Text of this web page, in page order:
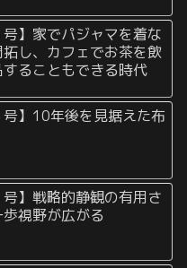
号】家でパジャマを着な
し、カフェでお茶を飲
ることもできる時代
号】10年後を見据えた布
号】戦略的静観の有用さ
視野が広がる